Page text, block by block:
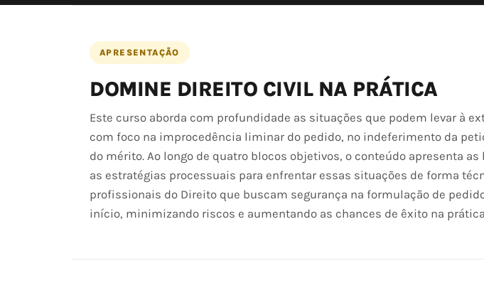
APRESENTAÇÃO
DOMINE DIREITO CIVIL NA PRÁTICA
Este curso aborda com profundidade as situações que podem levar à
com foco na improcedência liminar do pedido, no indeferimento da
do mérito. Ao longo de quatro blocos objetivos, o conteúdo apresenta
as estratégias processuais para enfrentar essas situações de forma
profissionais do Direito que buscam segurança na formulação de
início, minimizando riscos e aumentando as chances de êxito na